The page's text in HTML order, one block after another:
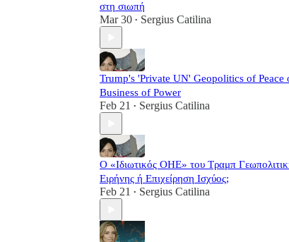
στη σιωπή
Mar 30 • Sergius Catilina
Trump's 'Private UN' Geopolitics of Peace
Business of Power
Feb 21 • Sergius Catilina
Ο «Ιδιωτικός ΟΗΕ» του Τραμπ
Ειρήνης ή Επιχείρηση Ισχύος;
Feb 21 • Sergius Catilina